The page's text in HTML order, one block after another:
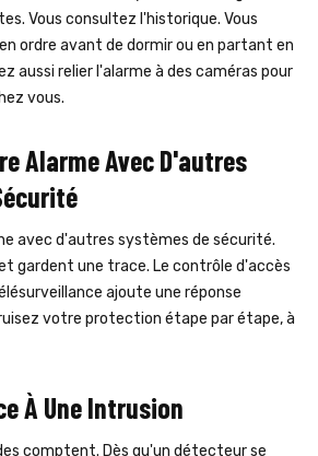
Vous consultez l'historique. Vous
ordre avant de dormir ou en partant en
aussi relier l'alarme à des caméras pour
vous.
Alarme Avec D'autres
avec d'autres systèmes de sécurité.
gardent une trace. Le contrôle d'accès
ajoute une réponse
votre protection étape par étape, à
À Une Intrusion
comptent. Dès qu'un détecteur se